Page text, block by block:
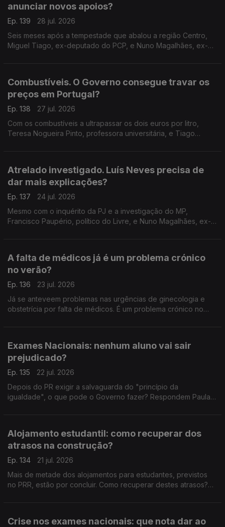
anunciar novos apoios?
Ep. 139
28 jul. 2026
Seis meses após a tempestade que abalou a região Centro,
Miguel Tiago, ex-deputado do PCP, e Nuno Magalhães, ex-
Combustíveis. O Governo consegue travar os
preços em Portugal?
Ep. 138
27 jul. 2026
Com os combustíveis a ultrapassar os dois euros por litro,
Teresa Nogueira Pinto, professora universitária, e Tiago
Atrelado investigado. Luís Neves precisa de
dar mais explicações?
Ep. 137
24 jul. 2026
Mesmo com o inquérito da PJ e a investigação do MP,
Francisco Paupério, político do Livre, e Nuno Magalhães, ex-
A falta de médicos já é um problema crónico
no verão?
Ep. 136
23 jul. 2026
Já se anteveem problemas nas urgências de ginecologia e
obstetrícia por falta de médicos. É um problema crónico no
Exames Nacionais: nenhum aluno vai sair
prejudicado?
Ep. 135
22 jul. 2026
Depois do PR exigir a salvaguarda do "princípio da
igualdade", o que pode o Governo fazer? Respondem Paula
Alojamento estudantil: como recuperar dos
atrasos na construção?
Ep. 134
21 jul. 2026
Mais de metade dos alojamentos para estudantes, previstos
no PRR, estão por concluir. Como recuperar destes atrasos?
Crise nos exames nacionais: que nota dar ao